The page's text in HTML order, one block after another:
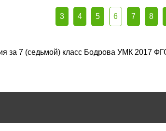
3 4 5 6 7 8
за 7 (седьмой) класс Бодрова УМК 2017